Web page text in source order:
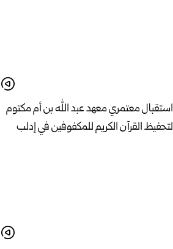
استقبال معتمري معهد عبد الله بن أم مكتوم
لتحفيظ القرآن الكريم للمكفوفين في إدلب